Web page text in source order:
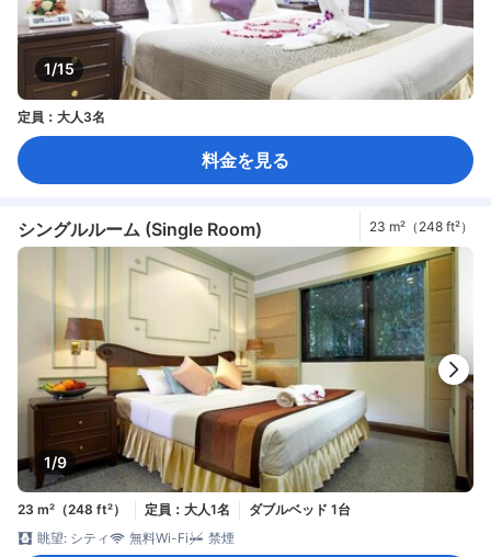
1/15
定員：大人3名
料金を見る
シングルルーム (Single Room) 23 m²（248 ft²）
1/9
23 m²（248 ft²） 定員：大人1名
ダブルベッド 1台
眺望: シティ
無料Wi-Fi 禁煙